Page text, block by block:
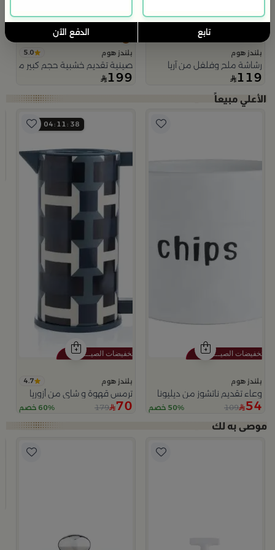
تابع الدفع الآن
بلندز هوم
رشاشة ملح وفلفل من آريا
119
بلندز هوم 5.0
صينية تقديم خشبية حجم كبير من
199
بلندز هوم
وعاء تقديم ناتشوز من ديليونا
54
109 50% خصم
04 11 37
بلندز هوم 4.7
ترمس قهوة و شاي من أزوريا
70
179 60% خصم